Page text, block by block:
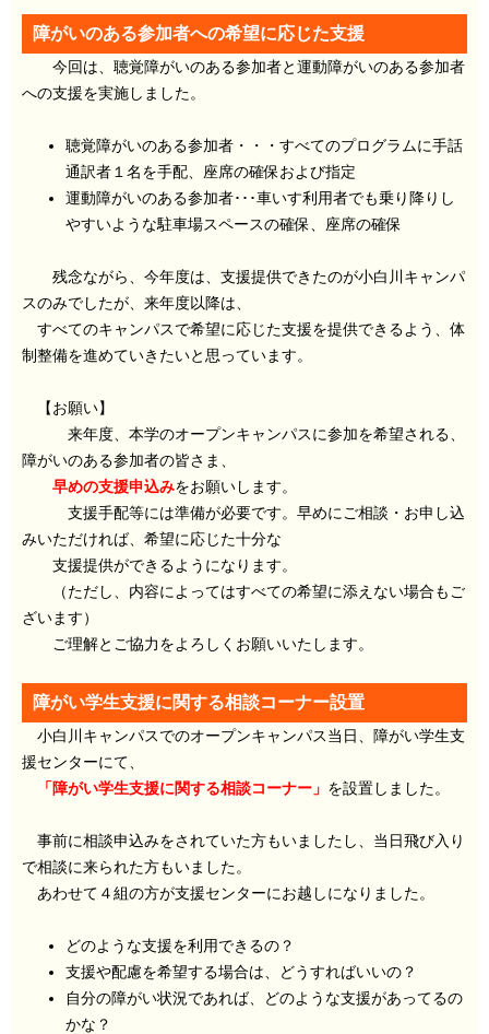
障がいのある参加者への希望に応じた支援
今回は、聴覚障がいのある参加者と運動障がいのある参加者
への支援を実施しました。
聴覚障がいのある参加者・・・すべてのプログラムに手話
通訳者１名を手配、座席の確保および指定
運動障がいのある参加者･･･車いす利用者でも乗り降りし
やすいような駐車場スペースの確保、座席の確保
残念ながら、今年度は、支援提供できたのが小白川キャンパ
スのみでしたが、来年度以降は、
すべてのキャンパスで希望に応じた支援を提供できるよう、体
制整備を進めていきたいと思っています。
【お願い】
来年度、本学のオープンキャンパスに参加を希望される、
障がいのある参加者の皆さま、
早めの支援申込みをお願いします。
支援手配等には準備が必要です。早めにご相談・お申し込
みいただければ、希望に応じた十分な
支援提供ができるようになります。
（ただし、内容によってはすべての希望に添えない場合もご
ざいます）
ご理解とご協力をよろしくお願いいたします。
障がい学生支援に関する相談コーナー設置
小白川キャンパスでのオープンキャンパス当日、障がい学生支
援センターにて、
「障がい学生支援に関する相談コーナー」 を設置しました。
事前に相談申込みをされていた方もいましたし、当日飛び入り
で相談に来られた方もいました。
あわせて４組の方が支援センターにお越しになりました。
どのような支援を利用できるの？
支援や配慮を希望する場合は、どうすればいいの？
自分の障がい状況であれば、どのような支援があってるの
かな？